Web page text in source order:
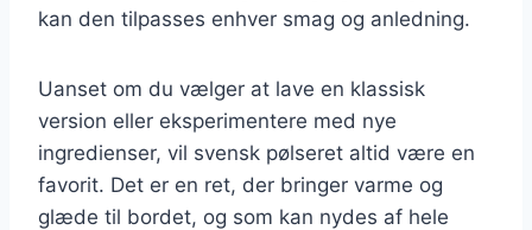
kan den tilpasses enhver smag og anledning.
Uanset om du vælger at lave en klassisk
version eller eksperimentere med nye
ingredienser, vil svensk pølseret altid være en
favorit. Det er en ret, der bringer varme og
glæde til bordet, og som kan nydes af hele